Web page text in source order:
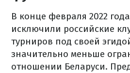
В конце февраля 2022
исключили российские
турниров под своей
значительно меньше
отношении Беларуси.